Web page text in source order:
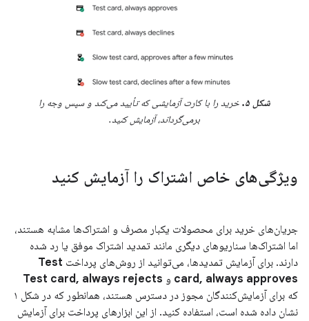
شکل ۵.
خرید را با کارت آزمایشی که تأیید می‌کند و سپس وجه را
برمی‌گرداند، آزمایش کنید.
ویژگی‌های خاص اشتراک را آزمایش کنید
جریان‌های خرید برای محصولات یکبار مصرف و اشتراک‌ها مشابه هستند،
اما اشتراک‌ها سناریوهای دیگری مانند تمدید اشتراک موفق یا رد شده
دارند. برای آزمایش تمدیدها، می‌توانید از روش‌های پرداخت Test
card, always approves و Test card, always rejects
که برای آزمایش‌کنندگان مجوز در دسترس هستند، همانطور که در شکل ۱
نشان داده شده است، استفاده کنید. از این ابزارهای پرداخت برای آزمایش